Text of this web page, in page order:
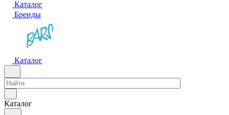
Каталог
Бренды
Каталог
Каталог